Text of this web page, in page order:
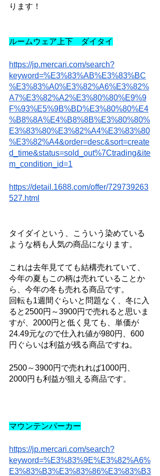
ります！
ルームウェア上下　ダイタイ
https://jp.mercari.com/search?
keyword=%E3%83%AB%E3%83%BC
%E3%83%A0%E3%82%A6%E3%82%
A7%E3%82%A2%E3%80%80%E9%9
F%93%E5%9B%BD%E3%80%80%E4
%B8%8A%E4%B8%8B%E3%80%80%
E3%83%80%E3%82%A4%E3%83%80
%E3%82%A4&order=desc&sort=create
d_time&status=sold_out%7Ctrading&ite
m_condition_id=1
https://detail.1688.com/offer/729739263
527.html
タイダイという、こういう染めている
ような柄も人気の商品になります。
これは去年見てても結構売れていて、
今年の夏もこの柄は売れていることか
ら、今年の冬も売れる商品です。
回転も1週間ぐらいと問題なく、冬に入
ると2500円～3900円で売れると思いま
すが、2000円と低く見ても、単価が
24.49元なので仕入れ値が980円、600
円ぐらいは利益が残る商品ですね。
2500～3900円で売れれば1000円、
2000円も利益が狙える商品です。
マウンテンパーカー
https://jp.mercari.com/search?
keyword=%E3%83%9E%E3%82%A6%
E3%83%B3%E3%83%86%E3%83%B3